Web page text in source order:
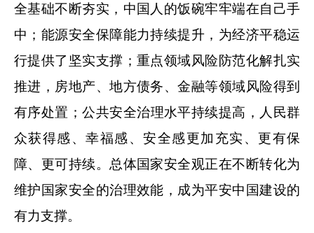
全基础不断夯实，中国人的饭碗牢牢端在自己手
中；能源安全保障能力持续提升，为经济平稳运
行提供了坚实支撑；重点领域风险防范化解扎实
推进，房地产、地方债务、金融等领域风险得到
有序处置；公共安全治理水平持续提高，人民群
众获得感、幸福感、安全感更加充实、更有保
障、更可持续。总体国家安全观正在不断转化为
维护国家安全的治理效能，成为平安中国建设的
有力支撑。